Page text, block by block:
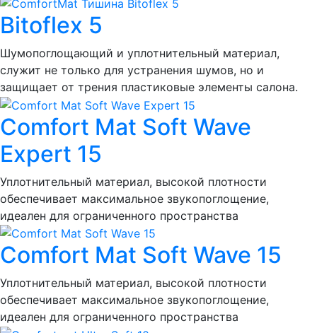
Bitoflex 5
Шумопоглощающий и уплотнительный материал,
служит не только для устранения шумов, но и
защищает от трения пластиковые элементы салона.
Comfort Mat Soft Wave
Expert 15
Уплотнительный материал, высокой плотности
обеспечивает максимальное звукопоглощение,
идеален для ограниченного пространства
Comfort Mat Soft Wave 15
Уплотнительный материал, высокой плотности
обеспечивает максимальное звукопоглощение,
идеален для ограниченного пространства